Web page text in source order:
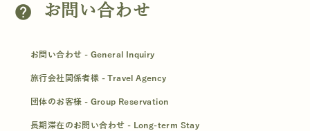
help お問い合わせ
お問い合わせ - General Inquiry
旅行会社関係者様 - Travel Agency
団体のお客様 - Group Reservation
長期滞在のお問い合わせ - Long-term Stay